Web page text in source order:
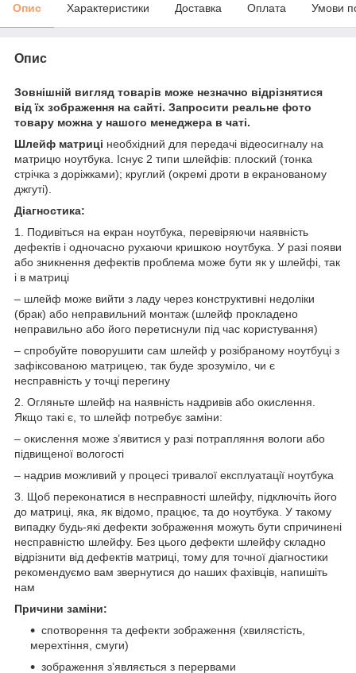
Опис Характеристики Доставка Оплата Умови
Опис
Зовнішній вигляд товарів може незначно відрізнятися
від їх зображення на сайті. Запросити реальне фото
товару можна у нашого менеджера в чаті.
Шлейф матриці необхідний для передачі відеосигналу на
матрицю ноутбука. Існує 2 типи шлейфів: плоский (тонка
стрічка з доріжками); круглий (окремі дроти в екранованому
джгуті).
Діагностика:
1. Подивіться на екран ноутбука, перевіряючи наявність
дефектів і одночасно рухаючи кришкою ноутбука. У разі появи
або зникнення дефектів проблема може бути як у шлейфі, так
і в матриці
– шлейф може вийти з ладу через конструктивні недоліки
(брак) або неправильний монтаж (шлейф прокладено
неправильно або його перетиснули під час користування)
– спробуйте поворушити сам шлейф у розібраному ноутбуці з
зафіксованою матрицею, так буде зрозуміло, чи є
несправність у точці перегину
2. Огляньте шлейф на наявність надривів або окислення.
Якщо такі є, то шлейф потребує заміни:
– окислення може з’явитися у разі потрапляння вологи або
підвищеної вологості
– надрив можливий у процесі тривалої експлуатації ноутбука
3. Щоб переконатися в несправності шлейфу, підключіть його
до матриці, яка, як відомо, працює, та до ноутбука. У такому
випадку будь-які дефекти зображення можуть бути спричинені
несправністю шлейфу. Без цього дефекти шлейфу складно
відрізнити від дефектів матриці, тому для точної діагностики
рекомендуємо вам звернутися до наших фахівців, напишіть
нам
Причини заміни:
спотворення та дефекти зображення (хвилястість,
мерехтіння, смуги)
зображення з’являється з перервами